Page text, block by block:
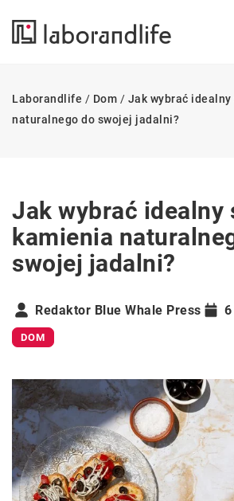
Laborandlife / Dom / Jak wybrać idealny
naturalnego do swojej jadalni?
Jak wybrać idealny
kamienia
swojej jadalni?
Redaktor Blue Whale Press
DOM